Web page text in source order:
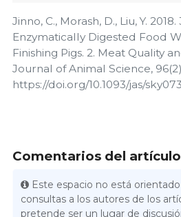
Jinno, C., Morash, D., Liu, Y.
Enzymatically Digested Food
Finishing Pigs. 2. Meat Quality
Journal of Animal Science,
https://doi.org/10.1093/jas/
Comentarios del artículo
Este espacio no está
consultas a los autores de los
pretende ser un lugar de